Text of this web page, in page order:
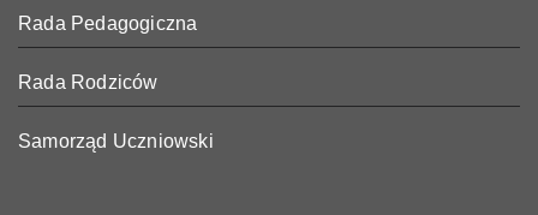
Rada Pedagogiczna
Rada Rodziców
Samorząd Uczniowski